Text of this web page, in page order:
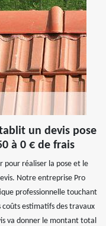
un devis pose
à 0 € de frais
pour réaliser la pose et le
Notre entreprise Pro
professionnelle touchant
coûts estimatifs des travaux
va donner le montant total